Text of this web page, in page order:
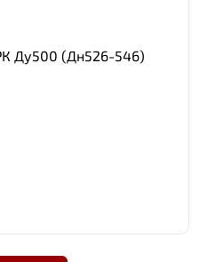
Ду500 (Дн526-546)